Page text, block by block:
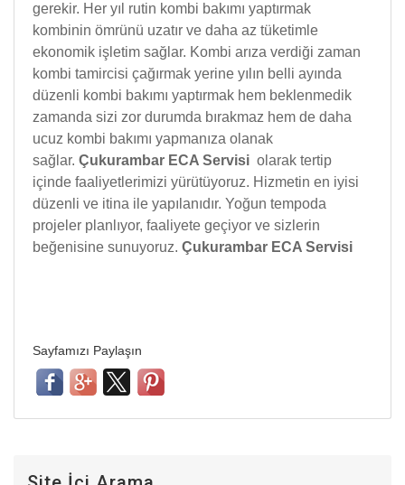
gerekir. Her yıl rutin kombi bakımı yaptırmak
kombinin ömrünü uzatır ve daha az tüketimle
ekonomik işletim sağlar. Kombi arıza verdiği zaman
kombi tamircisi çağırmak yerine yılın belli ayında
düzenli kombi bakımı yaptırmak hem beklenmedik
zamanda sizi zor durumda bırakmaz hem de daha
ucuz kombi bakımı yapmanıza olanak
sağlar. Çukurambar ECA Servisi olarak tertip
içinde faaliyetlerimizi yürütüyoruz. Hizmetin en iyisi
düzenli ve itina ile yapılanıdır. Yoğun tempoda
projeler planlıyor, faaliyete geçiyor ve sizlerin
beğenisine sunuyoruz. Çukurambar ECA Servisi
Sayfamızı Paylaşın